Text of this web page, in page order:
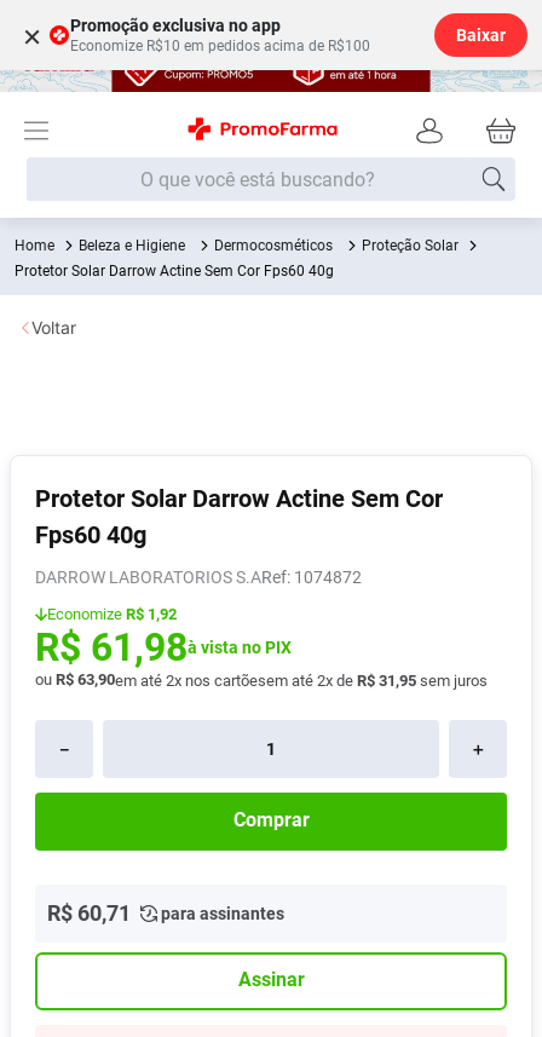
× Promoção exclusiva no app
Economize R$10 em pedidos acima de R$100
Baixar
O que você está buscando?
Beleza e Higiene Dermocosméticos
Proteção Solar
Protetor Solar Darrow Actine Sem Cor Fps60 40g
Protetor Solar Darrow Actine Sem Cor
Fps60 40g
DARROW LABORATORIOS S.A : 1074872
Economize R$ 1,92
R$ 61,98à vista no PIX
ou R$ 63,90em até 2x nos cartõesem até 2x de R$ 31 ,95 sem juros
＋
－
Comprar
R$ 60,71 para assinantes
Assinar
Voltar
Termos mais buscados
1º Fralda
2
5º Fralda G
6º Desodorante
7º Shampoo
8º Absorvente
9º Pampers Confort Sec
10 º Lavitan